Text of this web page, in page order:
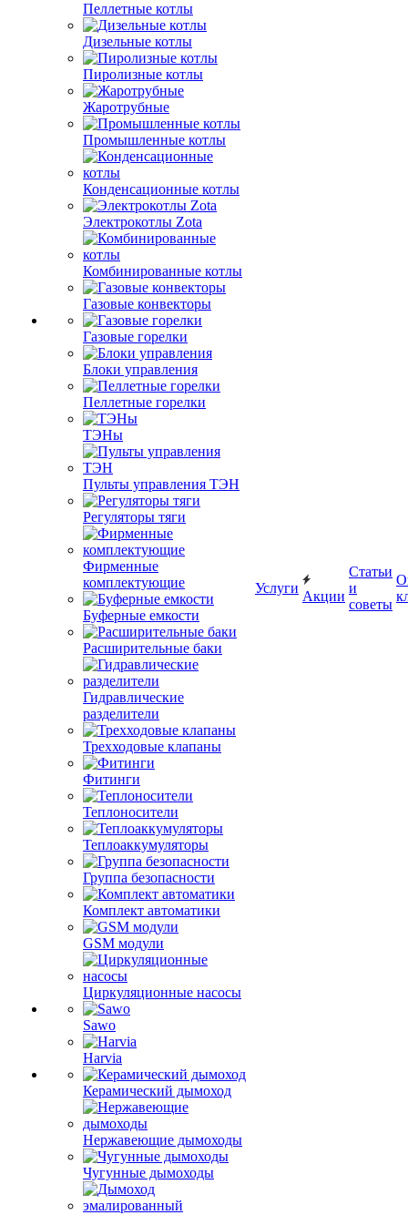
Пеллетные котлы
Дизельные котлы
Пиролизные котлы
Жаротрубные
Промышленные котлы
Конденсационные котлы
Электрокотлы Zota
Комбинированные котлы
Газовые конвекторы
Газовые горелки
Блоки управления
Пеллетные горелки
ТЭНы
Пульты управления ТЭН
Регуляторы тяги
Фирменные
комплектующие
Буферные емкости
Расширительные баки
Гидравлические
разделители
Трехходовые клапаны
Фитинги
Теплоносители
Теплоаккумуляторы
Группа безопасности
Комплект автоматики
GSM модули
Циркуляционные насосы
Sawo
Harvia
Керамический дымоход
Нержавеющие дымоходы
Чугунные дымоходы
Услуги
Акции
Статьи
и
советы